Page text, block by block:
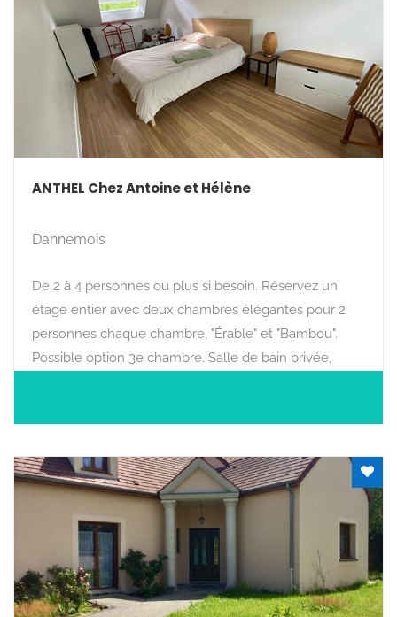
ANTHEL Chez Antoine et Hélène
Dannemois
De 2 à 4 personnes ou plus si besoin. Réservez un
étage entier avec deux chambres élégantes pour 2
personnes chaque chambre, "Érable" et "Bambou".
Possible option 3e chambre. Salle de bain privée,